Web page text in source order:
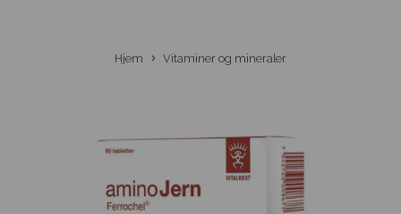
Hjem Vitaminer og mineraler